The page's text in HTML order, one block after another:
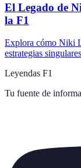
El Legado de
la F1
Explora cómo Niki
estrategias
Leyendas F1
Tu fuente de